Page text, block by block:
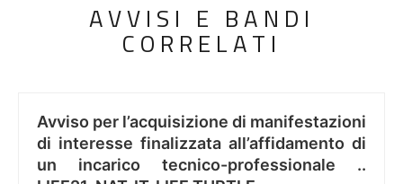
AVVISI E BANDI
CORRELATI
Avviso per l’acquisizione di manifestazioni
di interesse finalizzata all’affidamento di
un incarico tecnico-professionale ..